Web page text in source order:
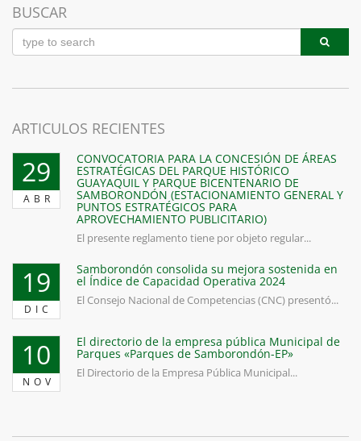
BUSCAR
ARTICULOS RECIENTES
29
ABR
CONVOCATORIA PARA LA CONCESIÓN DE ÁREAS
ESTRATÉGICAS DEL PARQUE HISTÓRICO
GUAYAQUIL Y PARQUE BICENTENARIO DE
SAMBORONDÓN (ESTACIONAMIENTO GENERAL Y
PUNTOS ESTRATÉGICOS PARA
APROVECHAMIENTO PUBLICITARIO)
El presente reglamento tiene por objeto regular...
19
DIC
Samborondón consolida su mejora sostenida en
el Índice de Capacidad Operativa 2024
El Consejo Nacional de Competencias (CNC) presentó...
10
NOV
El directorio de la empresa pública Municipal de
Parques «Parques de Samborondón-EP»
El Directorio de la Empresa Pública Municipal...